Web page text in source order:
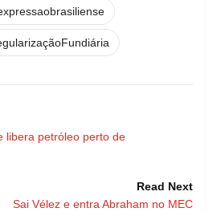
libera petróleo perto de
Read Next
Sai Vélez e entra Abraham no MEC